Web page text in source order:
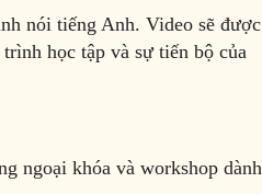
nói tiếng Anh. Video sẽ được
học tập và sự tiến bộ của
ngoại khóa và workshop dành